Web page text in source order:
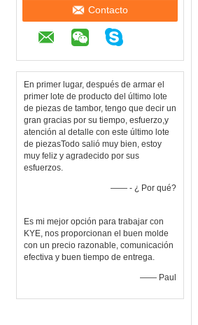
Contacto
En primer lugar, después de armar el
primer lote de producto del último lote
de piezas de tambor, tengo que decir un
gran gracias por su tiempo, esfuerzo,y
atención al detalle con este último lote
de piezasTodo salió muy bien, estoy
muy feliz y agradecido por sus
esfuerzos.
—— - ¿ Por qué?
Es mi mejor opción para trabajar con
KYE, nos proporcionan el buen molde
con un precio razonable, comunicación
efectiva y buen tiempo de entrega.
—— Paul